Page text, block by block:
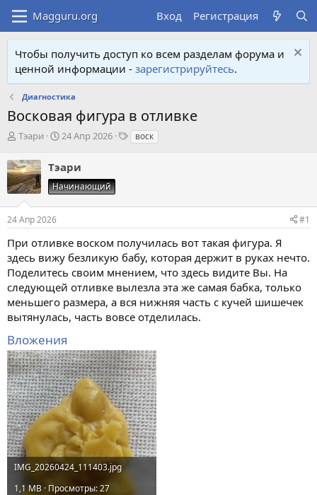
Вход Регистрация
Чтобы получить доступ ко всем разделам форума и
ценной информации - зарегистрируйтесь.
Диагностика
Восковая фигура в отливке
А
т
о
р
е
м
Тэари
Д
а
н
а
ч
а
24 Апр 2026
Твоск
Тэари
Начинающий
24 Апр 2026 #1
При отливке воском получилась вот такая фигура. Я
здесь вижу безликую бабу, которая держит в руках нечто.
Поделитесь своим мнением, что здесь видите Вы. На
следующей отливке вылезла эта же самая бабка, только
меньшего размера, а вся нижняя часть с кучей шишечек
вытянулась, часть вовсе отделилась.
Вложения
IMG_20260424_111403.jpg
1,1 MB · Просмотры: 27